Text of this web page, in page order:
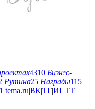
4310 Бизнес-
Рутина25 Награды115
1 tema.ru|ВК|ТГ|ИГ|ТТ